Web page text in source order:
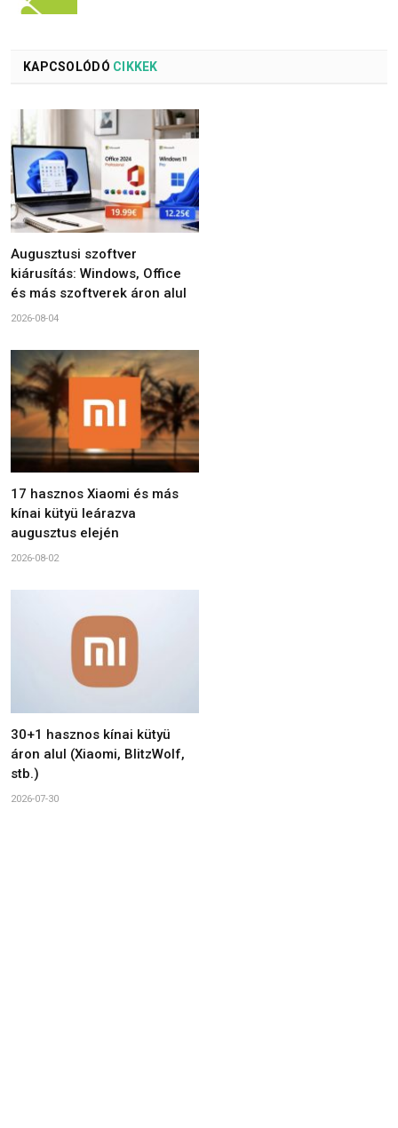
KAPCSOLÓDÓ CIKKEK
Augusztusi szoftver
kiárusítás: Windows, Office
és más szoftverek áron alul
2026-08-04
17 hasznos Xiaomi és más
kínai kütyü leárazva
augusztus elején
2026-08-02
30+1 hasznos kínai kütyü
áron alul (Xiaomi, BlitzWolf,
stb.)
2026-07-30